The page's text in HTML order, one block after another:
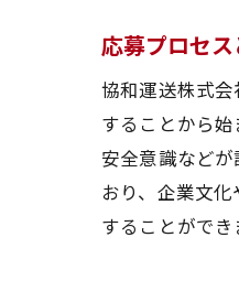
応募プロセ
協和運送株式
することから
安全意識など
おり、企業文
することがで